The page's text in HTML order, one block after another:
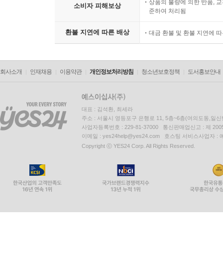
소비자 피해보상
상품의 불량에 의한 반품,
준하여 처리됨
환불 지연에 따른 배상 대금 환불 및 환불 지연에
회사소개 인재채용 이용약관 개인정보처리방침 청소년보호정책 도서홍보안내
대표 : 김석환, 최세라
주소 : 서울시 영등포구 은행로 11, 5층~6층(여의도동,일신
사업자등록번호 : 229-81-37000 통신판매업신고 : 제
이메일 : yes24help@yes24.com 호스팅 서비스사업자 :
Copyright ⓒ YES24 Corp. All Rights Reserved.